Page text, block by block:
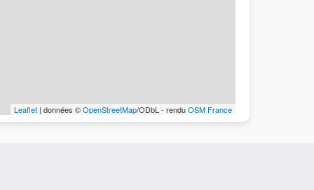
Leaflet | données ©OpenStreetMap/ODbL - renduOSM France